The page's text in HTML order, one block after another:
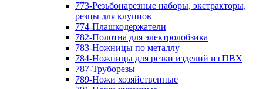
773-Резьбонарезные наборы, экстракторы,
резцы для клуппов
774-Плашкодержатели
782-Полотна для электролобзика
783-Ножницы по металлу
784-Ножницы для резки изделий из ПВХ
787-Труборезы
789-Ножи хозяйственные